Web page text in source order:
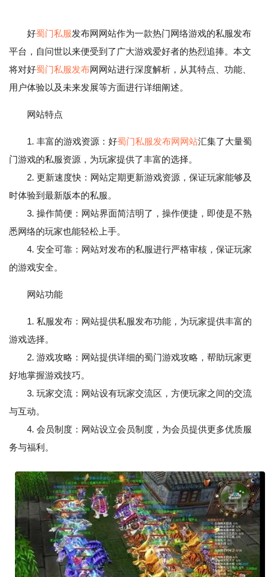
好蜀门私服发布网网站作为一款热门网络游戏的私服发布
平台，自问世以来便受到了广大游戏爱好者的热烈追捧。本文
将对好蜀门私服发布网网站进行深度解析，从其特点、功能、
用户体验以及未来发展等方面进行详细阐述。
网站特点
1. 丰富的游戏资源：好蜀门私服发布网网站汇集了大量蜀
门游戏的私服资源，为玩家提供了丰富的选择。
2. 更新速度快：网站定期更新游戏资源，保证玩家能够及
时体验到最新版本的私服。
3. 操作简便：网站界面简洁明了，操作便捷，即使是不熟
悉网络的玩家也能轻松上手。
4. 安全可靠：网站对发布的私服进行严格审核，保证玩家
的游戏安全。
网站功能
1. 私服发布：网站提供私服发布功能，为玩家提供丰富的
游戏选择。
2. 游戏攻略：网站提供详细的蜀门游戏攻略，帮助玩家更
好地掌握游戏技巧。
3. 玩家交流：网站设有玩家交流区，方便玩家之间的交流
与互动。
4. 会员制度：网站设立会员制度，为会员提供更多优质服
务与福利。